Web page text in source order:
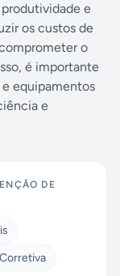
e
os custos de
o
é importante
equipamentos
e
DE